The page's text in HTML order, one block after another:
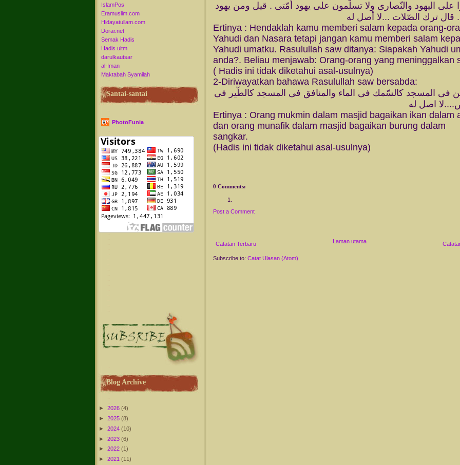
IslamPos
Eramuslim.com
Hidayatullam.com
Dorar.net
Semak Hadis
Hadis uitm
darulkautsar
al-Iman
Maktabah Syamilah
Santai-santai
PhotoFunia
Blog Archive
► 2026 (4)
► 2025 (8)
► 2024 (10)
► 2023 (6)
► 2022 (1)
► 2021 (11)
على اليهود والنّصارى ولا تسلّمون على يهود أمّتى . قيل ومن يهود
. قال ترك الصّلات ...لا أصل له
Ertinya : Hendaklah kamu memberi salam kepada orang-
Yahudi dan Nasara tetapi jangan kamu memberi salam
Yahudi umatku. Rasulullah saw ditanya: Siapakah Yahudi
anda?. Beliau menjawab: Orang-orang yang meninggalkan
( Hadis ini tidak diketahui asal-usulnya)
2-Diriwayatkan bahawa Rasulullah saw bersabda:
فى المسجد كالسّمك فى الماء والمنافق فى المسجد كالطّير فى
اصل له
Ertinya : Orang mukmin dalam masjid bagaikan ikan dalam
dan orang munafik dalam masjid bagaikan burung dalam
sangkar.
(Hadis ini tidak diketahui asal-usulnya)
0 Comments:
Post a Comment
Catatan Terbaru Laman utama
Subscribe to: Catat Ulasan (Atom)